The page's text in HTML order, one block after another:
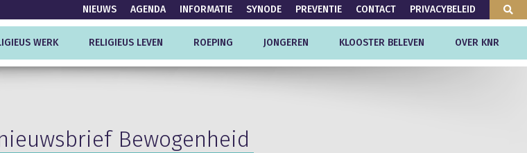
NIEUWS AGENDA INFORMATIE SYNODE PREVENTIE CONTACT PRIVACYBELEID
WERK RELIGIEUS LEVEN ROEPING JONGEREN KLOOSTER BELEVEN OVER KNR
Bewogenheid